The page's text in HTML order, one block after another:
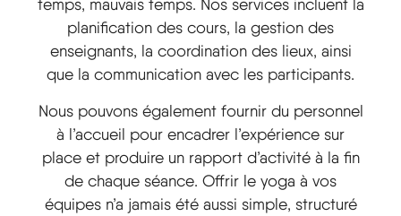
temps, mauvais temps. Nos services incluent la
planification des cours, la gestion des
enseignants, la coordination des lieux, ainsi
que la communication avec les participants.
Nous pouvons également fournir du personnel
à l’accueil pour encadrer l’expérience sur
place et produire un rapport d’activité à la fin
de chaque séance. Offrir le yoga à vos
équipes n’a jamais été aussi simple, structuré